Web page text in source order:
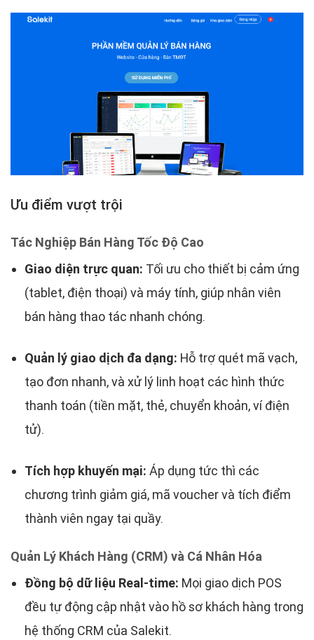
Ưu điểm vượt trội
Tác Nghiệp Bán Hàng Tốc Độ Cao
Giao diện trực quan: Tối ưu cho thiết bị cảm ứng
(tablet, điện thoại) và máy tính, giúp nhân viên
bán hàng thao tác nhanh chóng.
Quản lý giao dịch đa dạng: Hỗ trợ quét mã vạch,
tạo đơn nhanh, và xử lý linh hoạt các hình thức
thanh toán (tiền mặt, thẻ, chuyển khoản, ví điện
tử).
Tích hợp khuyến mại: Áp dụng tức thì các
chương trình giảm giá, mã voucher và tích điểm
thành viên ngay tại quầy.
Quản Lý Khách Hàng (CRM) và Cá Nhân Hóa
Đồng bộ dữ liệu Real-time: Mọi giao dịch POS
đều tự động cập nhật vào hồ sơ khách hàng trong
hệ thống CRM của Salekit.